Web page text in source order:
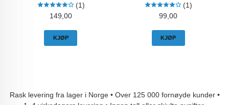
(1)
Pris
149,00
KJØP
(1)
Pris
99,00
KJØP
Rask levering fra lager i Norge • Over 125 000 fornøyde kunder •